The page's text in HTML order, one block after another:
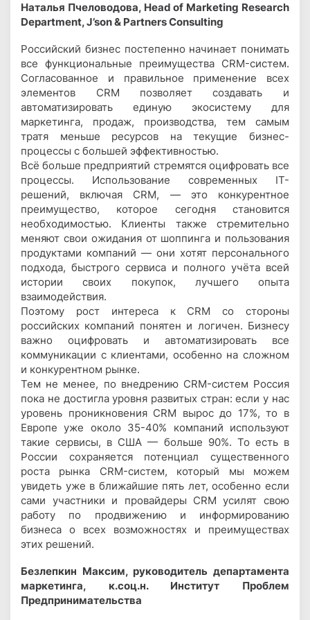
Наталья Пчеловодова, Head of Marketing Research
Department, J’son & Partners Consulting
Российский бизнес постепенно начинает понимать
все функциональные преимущества CRM-систем.
Согласованное и правильное применение всех
элементов CRM позволяет создавать и
автоматизировать единую экосистему для
маркетинга, продаж, производства, тем самым
тратя меньше ресурсов на текущие бизнес-
процессы с большей эффективностью.
Всё больше предприятий стремятся оцифровать все
процессы. Использование современных IT-
решений, включая CRM, — это конкурентное
преимущество, которое сегодня становится
необходимостью. Клиенты также стремительно
меняют свои ожидания от шоппинга и пользования
продуктами компаний — они хотят персонального
подхода, быстрого сервиса и полного учёта всей
истории своих покупок, лучшего опыта
взаимодействия.
Поэтому рост интереса к CRM со стороны
российских компаний понятен и логичен. Бизнесу
важно оцифровать и автоматизировать все
коммуникации с клиентами, особенно на сложном
и конкурентном рынке.
Тем не менее, по внедрению CRM-систем Россия
пока не достигла уровня развитых стран: если у нас
уровень проникновения CRM вырос до 17%, то в
Европе уже около 35-40% компаний используют
такие сервисы, в США — больше 90%. То есть в
России сохраняется потенциал существенного
роста рынка CRM-систем, который мы можем
увидеть уже в ближайшие пять лет, особенно если
сами участники и провайдеры CRM усилят свою
работу по продвижению и информированию
бизнеса о всех возможностях и преимуществах
этих решений.
Безлепкин Максим, руководитель департамента
маркетинга, к.соц.н. Институт Проблем
Предпринимательства